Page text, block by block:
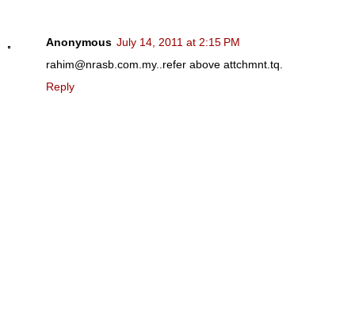
Anonymous July 14, 2011 at 2:15 PM
rahim@nrasb.com.my..refer above attchmnt.tq.
Reply